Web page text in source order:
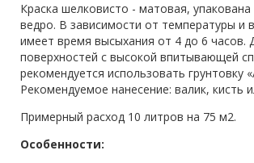
Краска шелковисто - матовая, упакована
ведро. В зависимости от температуры и
имеет время высыхания от 4 до 6 часов.
поверхностей с высокой впитывающей
рекомендуется использовать грунтовку
Рекомендуемое нанесение: валик, кисть
Примерный расход 10 литров на 75 м2.
Особенности: